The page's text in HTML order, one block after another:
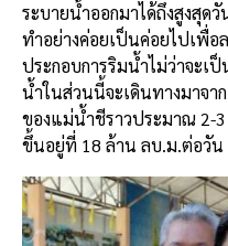
ระบายน้ำออกมาได้ถึงสูงสุด
ทำอย่างค่อยเป็นค่อยไปเพื่อ
ประกอบการริมน้ำไม่ว่าจะเ
น้ำในส่วนนี้จะเดินทางมาจา
ของแม่น้ำชีราวประมาณ 2-
ขึ้นอยู่ที่ 18 ล้าน ลบ.ม.ต่อวัน